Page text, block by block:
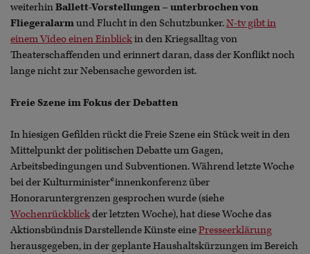
weiterhinBallett-Vorstellungen – unterbrochen von
Fliegeralarmund Flucht in den Schutzbunker.N-tv gibt in
einem Video einen Einblickin den Kriegsalltag von
Theaterschaffenden und erinnert daran, dass der Konflikt noch
lange nicht zur Nebensache geworden ist.
Freie Szene im Fokus der Debatten
In hiesigen Gefilden rückt die Freie Szene ein Stück weit in den
Mittelpunkt der politischen Debatte um Gagen,
Arbeitsbedingungen und Subventionen. Während letzte Woche
bei der Kulturminister*innenkonferenz über
Honoraruntergrenzen gesprochen wurde (siehe
Wochenrückblickder letzten Woche), hat diese Woche das
Aktionsbündnis Darstellende Künste einePresseerklärung
herausgegeben, in der geplante Haushaltskürzungen im Bereich